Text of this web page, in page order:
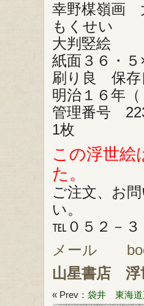
幸野楳嶺画
もくせい
大判竪絵
紙面３６・
刷り良 保
明治１６年（
管理番号
1枚
この浮世絵
た。
ご注文、お
い。
℡０５２－３
メール
山星書店
浮
« Prev： 袋井 東海道